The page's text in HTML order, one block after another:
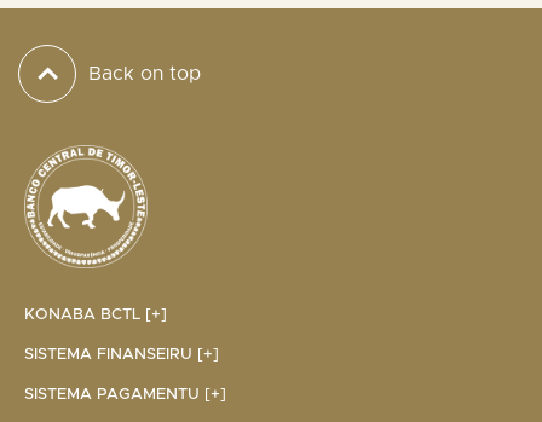
Back on top
KONABA BCTL [+]
SISTEMA FINANSEIRU [+]
SISTEMA PAGAMENTU [+]